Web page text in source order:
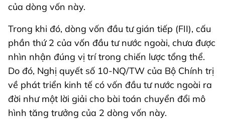
của dòng vốn này.
Trong khi đó, dòng vốn đầu tư gián tiếp (FII), cấu
phần thứ 2 của vốn đầu tư nước ngoài, chưa được
nhìn nhận đúng vị trí trong chiến lược tổng thể.
Do đó, Nghị quyết số 10-NQ/TW của Bộ Chính trị
về phát triển kinh tế có vốn đầu tư nước ngoài ra
đời như một lời giải cho bài toán chuyển đổi mô
hình tăng trưởng của 2 dòng vốn này.